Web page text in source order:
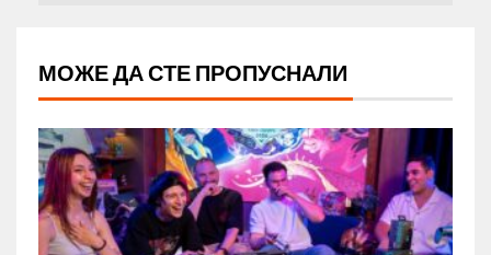
МОЖЕ ДА СТЕ ПРОПУСНАЛИ